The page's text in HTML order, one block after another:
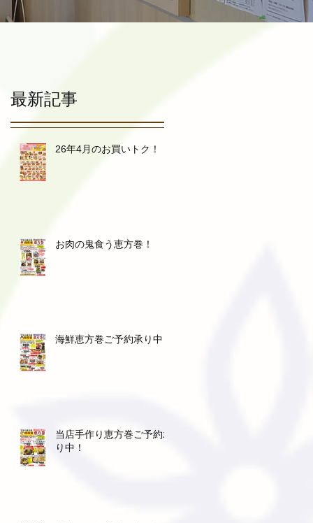
最新記事
26年4月のお買いトク！
お肉の鬼食う恵方巻！
海鮮恵方巻ご予約承り中！
当店手作り恵方巻ご予約承
り中！